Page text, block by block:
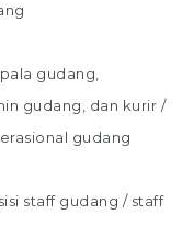
gudang,
gudang, dan kurir /
gudang
staff gudang / staff